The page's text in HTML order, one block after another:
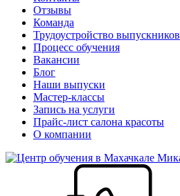
Отзывы
Команда
Трудоустройство выпускников
Процесс обучения
Вакансии
Блог
Наши выпуски
Мастер-классы
Запись на услуги
Прайс-лист салона красоты
О компании